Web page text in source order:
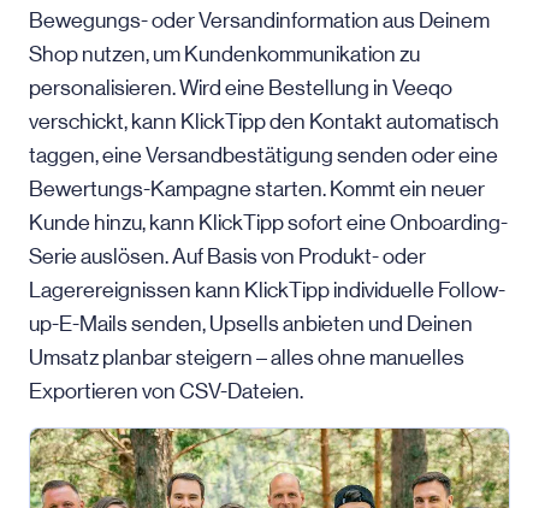
Bewegungs- oder Versandinformation aus Deinem
Shop nutzen, um Kundenkommunikation zu
personalisieren. Wird eine Bestellung in Veeqo
verschickt, kann KlickTipp den Kontakt automatisch
taggen, eine Versandbestätigung senden oder eine
Bewertungs-Kampagne starten. Kommt ein neuer
Kunde hinzu, kann KlickTipp sofort eine Onboarding-
Serie auslösen. Auf Basis von Produkt- oder
Lagerereignissen kann KlickTipp individuelle Follow-
up-E-Mails senden, Upsells anbieten und Deinen
Umsatz planbar steigern – alles ohne manuelles
Exportieren von CSV-Dateien.